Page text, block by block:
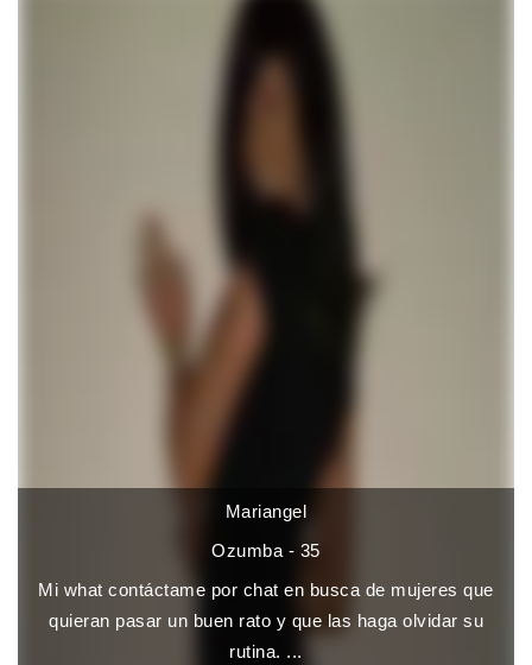
Mariangel
Ozumba - 35
Mi what contáctame por chat en busca de mujeres que
quieran pasar un buen rato y que las haga olvidar su
rutina. ...